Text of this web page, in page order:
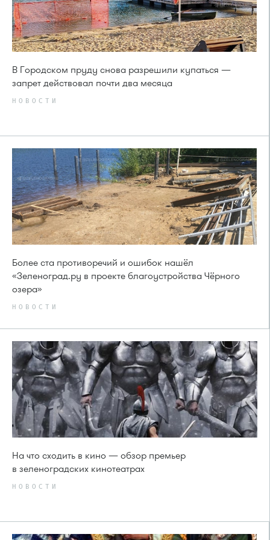
В Городском пруду снова разрешили купаться —
запрет действовал почти два месяца
НОВОСТИ
Более ста противоречий и ошибок нашёл
«Зеленоград.ру в проекте благоустройства Чёрного
озера»
НОВОСТИ
На что сходить в кино — обзор премьер
в зеленоградских кинотеатрах
НОВОСТИ